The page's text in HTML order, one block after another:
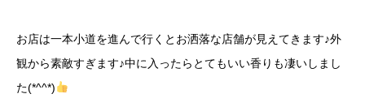
お店は一本小道を進んで行くとお洒落な店舗が見えてきます♪外
観から素敵すぎます♪中に入ったらとてもいい香りも凄いしまし
た(*^^*)